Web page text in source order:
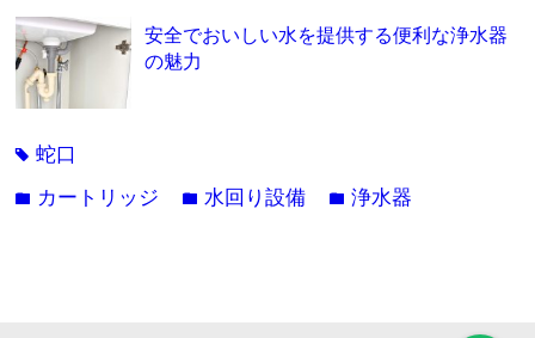
安全でおいしい水を提供する便利な浄水器
の魅力
tag蛇口
folder カートリッジ folder 水回り設備 folder浄水器